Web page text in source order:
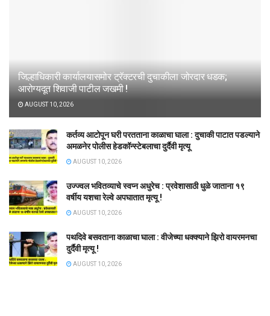
जिल्हाधिकारी कार्यालयासमोर ट्रॅक्टरची दुचाकीला जोरदार धडक;
आरोग्यदूत शिवाजी पाटील जखमी !
AUGUST 10, 2026
कर्तव्य आटोपून घरी परतताना काळाचा घाला : दुचाकी पाटात पडल्याने
अमळनेर पोलीस हेडकॉन्स्टेबलाचा दुर्दैवी मृत्यू
AUGUST 10, 2026
उज्ज्वल भवितव्याचे स्वप्न अधुरेच : प्रवेशासाठी धुळे जाताना १९
वर्षीय यशचा रेल्वे अपघातात मृत्यू !
AUGUST 10, 2026
पथदिवे बसवताना काळाचा घाला : वीजेच्या धक्क्याने झिरो वायरमनचा
दुर्दैवी मृत्यू !
AUGUST 10, 2026